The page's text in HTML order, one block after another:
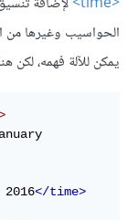
الحواسيب وغيرها من
يمكن للآلة فهمه، لكن
<!--
2016</time>